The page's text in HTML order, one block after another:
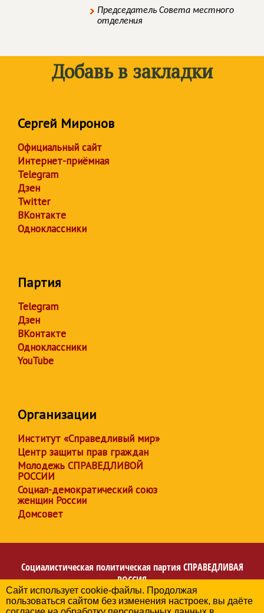
Председатель Совета местного
отделения
Добавь в закладки
Сергей Миронов
Официальный сайт
Интернет-приёмная
Telegram
Дзен
Twitter
ВКонтакте
Одноклассники
Партия
Telegram
Дзен
ВКонтакте
Одноклассники
YouTube
Организации
Институт «Справедливый мир»
Центр защиты прав граждан
Молодежь СПРАВЕДЛИВОЙ
РОССИИ
Социал-демократический союз
женщин России
Домсовет
Социалистическая политическая партия СПРАВЕДЛИВАЯ
РОССИЯ
Региональное отделение партии в Омской области
© 2006-2026
Сайт использует cookie-файлы. Продолжая
пользоваться сайтом без изменения настроек, вы даёте